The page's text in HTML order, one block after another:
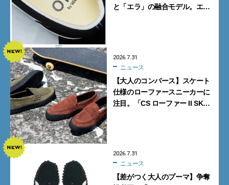
と「エラ」の融合モデル。エ
2026.7.31
ニュース
【大人のコンバース】スケート
仕様のローファースニーカーに
注目。「CS ローファー II SK」
2026.7.31
ニュース
【差がつく大人のプーマ】争奪